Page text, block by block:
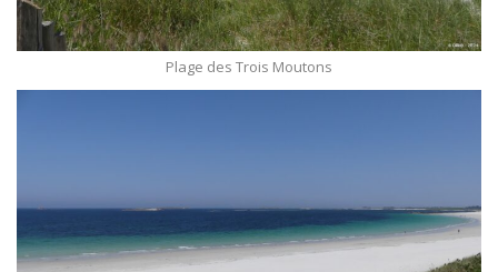
Plage des Trois Moutons